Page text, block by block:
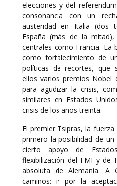
elecciones y del
consonancia con un
austeridad en Italia (dos
España (más de la
centrales como Francia. La
como fortalecimiento de
políticas de recortes, que
ellos varios premios Nobel
para agudizar la crisis,
similares en Estados
crisis de los años treinta.
El premier Tsipras, la
primero la posibilidad de
cierto apoyo de
flexibilización del FMI y de
absoluta de Alemania. A
caminos: ir por la